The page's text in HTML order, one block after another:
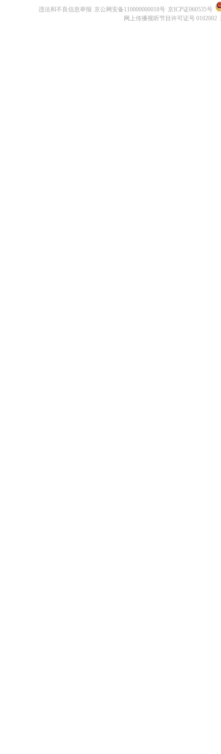
违法和不良信息举报 京公网安备110000000018号 京ICP证060535号
网上传播视听节目许可证号 0102002